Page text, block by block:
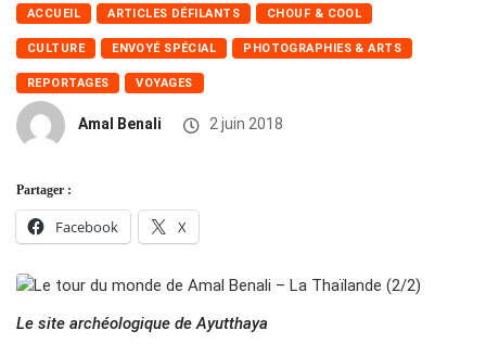
ACCUEIL ARTICLES DÉFILANTS CHOUF & COOL
CULTURE ENVOYÉ SPÉCIAL PHOTOGRAPHIES & ARTS
REPORTAGES VOYAGES
Amal Benali 2 juin 2018
Partager :
Facebook X
Le site archéologique de Ayutthaya